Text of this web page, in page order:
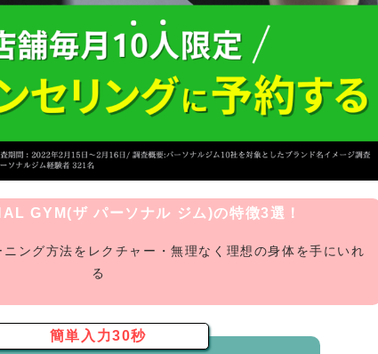
GYM(ザ パーソナル ジム)の特徴3選！
ニング方法をレクチャー・無理なく理想の身体を手にいれ
る
簡単入力30秒